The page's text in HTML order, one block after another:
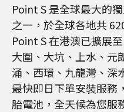
Point S 是全球最大的
之一，於全球各地共
Point S 在港澳已擴展
大圍、大坑、上水、元
涌、西環、九龍灣、深
最快即日下單安裝服務
胎電池，全天候為您服